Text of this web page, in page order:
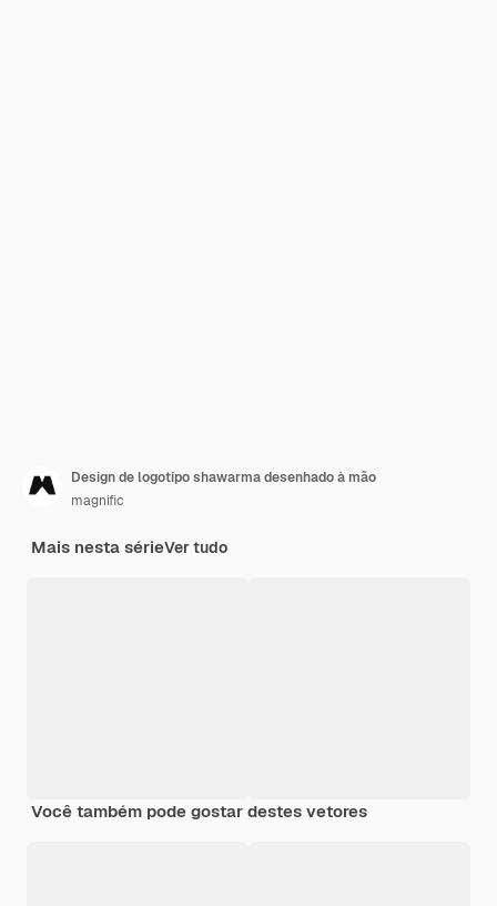
Design de logotipo shawarma desenhado à mão
magnific
Mais nesta sérieVer tudo
Você também pode gostar destes vetores